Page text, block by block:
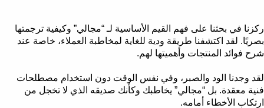
ركزنا في بحثنا على فهم القيم الأساسية لـ “مجالي” وكيفية ترجمتها
بصريًا. لقد اكتشفنا طريقة ودية للغاية لمخاطبة العملاء، خاصة عند
شرح فوائد المنتجات وأهميتها لهم.
لقد وجدنا الود والصبر، وفي نفس الوقت دون استخدام مصطلحات
فنية معقدة. بل “مجالي” يخاطبك وكأنك صديقه الذي لا تخجل من
ارتكاب الأخطاء أمامه.